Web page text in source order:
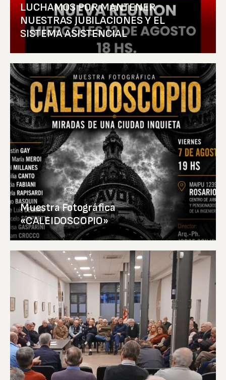
LUCHAMOS POR MANTENER
NUESTRAS JUBILACIONES Y EL
SISTEMA ASISTENCIAL
Muestra Fotográfica
«CALEIDOSCOPIO»